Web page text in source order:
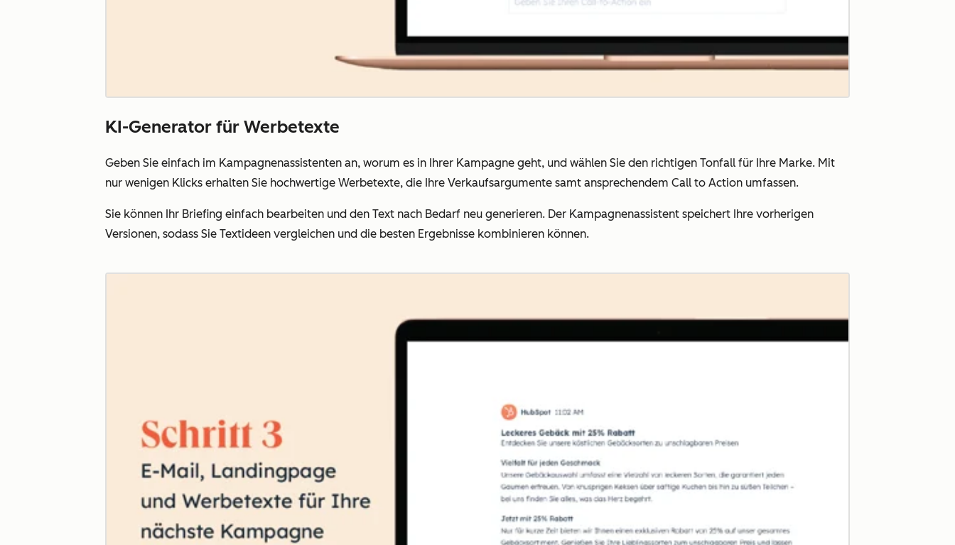
KI-Generator für Werbetexte
Geben Sie einfach im Kampagnenassistenten an, worum es in Ihrer Kampagne geht, und wählen Sie den richtigen Tonfall für Ihre Marke. Mit
nur wenigen Klicks erhalten Sie hochwertige Werbetexte, die Ihre Verkaufsargumente samt ansprechendem Call to Action umfassen.
Sie können Ihr Briefing einfach bearbeiten und den Text nach Bedarf neu generieren. Der Kampagnenassistent speichert Ihre vorherigen
Versionen, sodass Sie Textideen vergleichen und die besten Ergebnisse kombinieren können.